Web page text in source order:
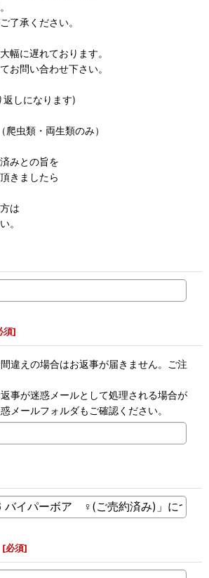
了承ください。
幅に遅れております。
お問い合わせ下さい。
しになります)
虫類・両生類のみ）
みとの旨を
きましたら
は
。
須]
違えの場合はお返事が届きません。ご注
事が迷惑メールとして処理される場合が
メールフォルダもご確認ください。
[必須]